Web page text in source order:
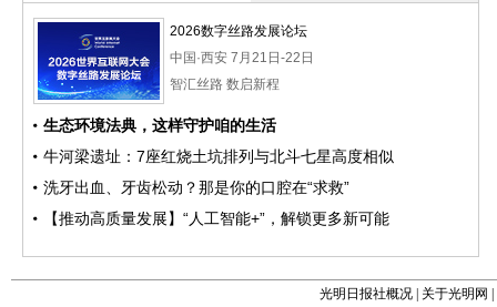
光明日报社概况 关于光明网